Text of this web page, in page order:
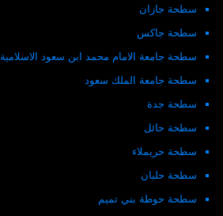
سطحة جازان
سطحة جاكس
سطحة جامعة الامام محمد ابن سعود الاسلامية
سطحة جامعة الملك سعود
سطحة جدة
سطحة حائل
سطحة حريملاء
سطحة حلبان
سطحة حوطة بني تميم